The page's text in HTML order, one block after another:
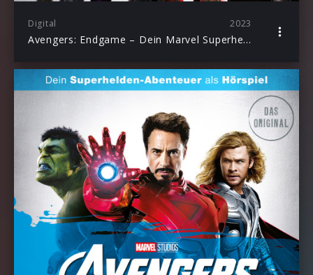
Digital 2023
Avengers: Endgame – Dein Marvel Superhelden-Abenteuer als Hörspiel